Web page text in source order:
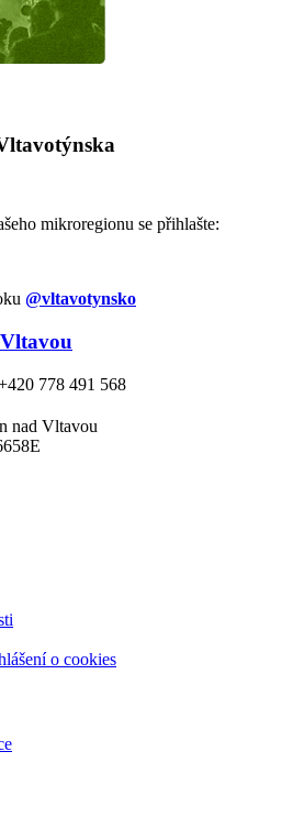
mikroregionu se přihlašte:
@vltavotynsko
778 491 568
nad Vltavou
o cookies